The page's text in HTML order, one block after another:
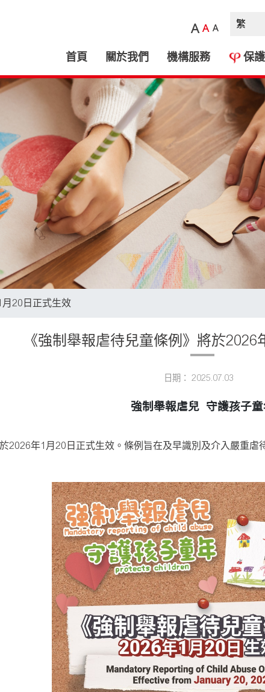
A A A
首頁 關於我們 機構服務 保
20日正式生效
《強制舉報虐待兒童條例》將於2026
日期： 2025.07.03
強制舉報虐兒 守護孩子童
2026年1月20日正式生效。條例旨在及早識別及介入嚴重虐